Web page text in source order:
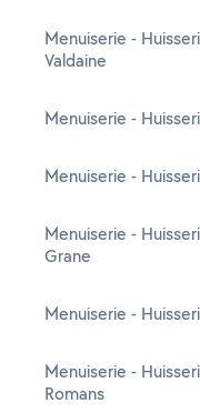
Menuiserie -
Valdaine
Menuiserie -
Menuiserie -
Menuiserie -
Grane
Menuiserie -
Menuiserie -
Romans